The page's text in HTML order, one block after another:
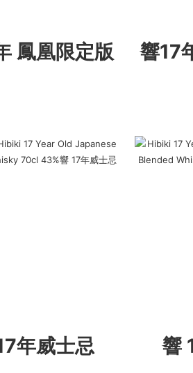
鳳凰限定版 響17
年威士忌 響